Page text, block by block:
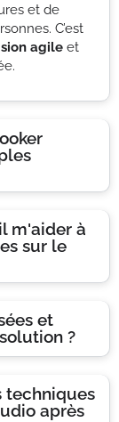
et de
C’est
agile et
m'aider à
sur le
et
?
techniques
après